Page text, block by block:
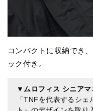
コンパクトに収納でき
ック付き。
▼ ムロフィス シニア
「TNFを代表するシ